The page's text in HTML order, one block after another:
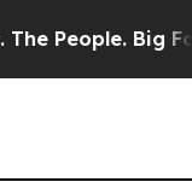
People. Big